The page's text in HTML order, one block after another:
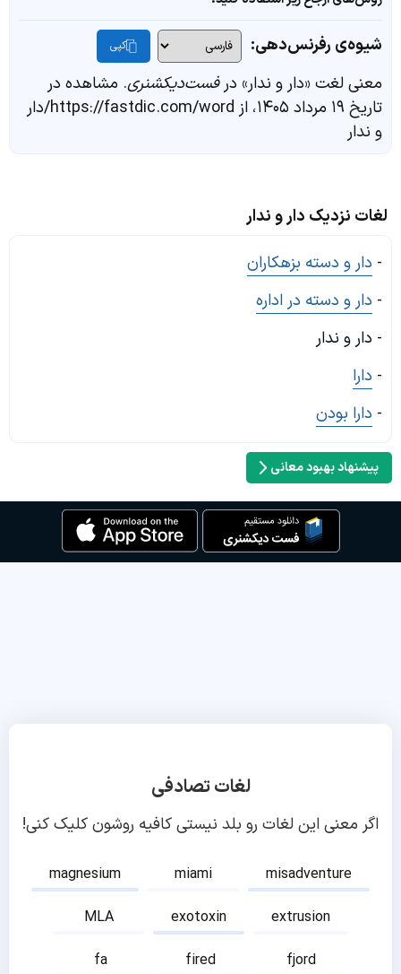
شیوه‌ی رفرنس‌دهی: کپی
معنی لغت «دار و ندار» درفست‌دیکشنری. مشاهده در
تاریخ ۱۹ مرداد ۱۴۰۵، از https://fastdic.com/word/دار
و ندار
لغات نزدیک دار و ندار
- دار و دسته بزهکاران
- دار و دسته در اداره
- دار و ندار
- دارا
- دارا بودن
پیشنهاد بهبود معانی
لغات تصادفی
اگر معنی این لغات رو بلد نیستی کافیه روشون کلیک کنی!
magnesium miami
misadventure
MLA
exotoxin
extrusion
fa
fired
fjord